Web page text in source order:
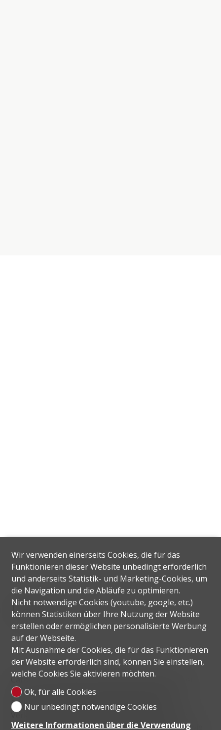
Lage
Carona - ein Stadtteil von Lugano - liegt auf einer
Höhe von 600 m, hat privilegierte klimatische
Bedingungen und wird von den öffentlichen
Verkehrsmitteln regelmäßig bedient. Das Viertel
verfügt über wichtige öffentliche Einrichtungen, wie
Wir verwenden einerseits Cookies, die für das
Funktionieren dieser Website unbedingt erforderlich
und anderseits Statistik- und Marketing-Cookies, um
die Navigation und die Abläufe zu optimieren.
Nicht notwendige Cookies (youtube, google, etc.)
können Statistiken über Ihre Nutzung der Website
erstellen oder ermöglichen personalisierte Werbung
auf der Webseite.
Mit Ausnahme der Cookies, die für das Funktionieren
der Website erforderlich sind, können Sie einstellen,
welche Cookies Sie aktivieren möchten.
Ok, für alle Cookies
Nur unbedingt notwendige Cookies
Weitere Informationen über die Verwendung